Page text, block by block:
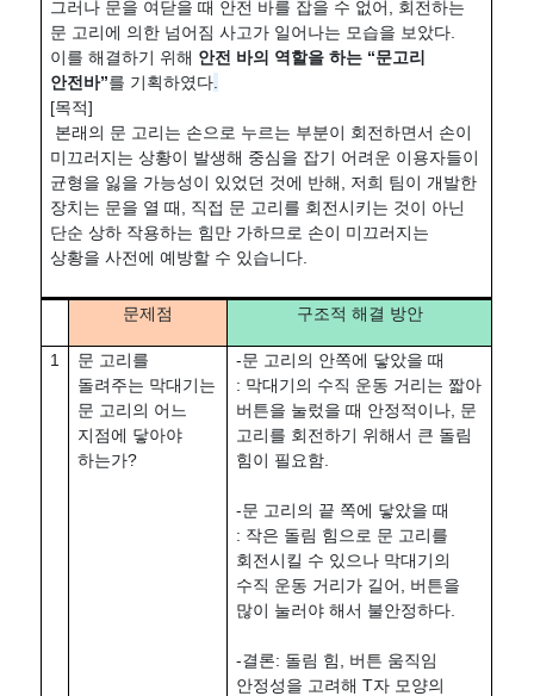
그러나 문을 여닫을 때 안전 바를 잡을 수 없어, 회전하는
문 고리에 의한 넘어짐 사고가 일어나는 모습을 보았다.
이를 해결하기 위해 안전 바의 역할을 하는 “문고리
안전바”를 기획하였다
[목적]
본래의 문 고리는 손으로 누르는 부분이 회전하면서 손이
미끄러지는 상황이 발생해 중심을 잡기 어려운 이용자들이
균형을 잃을 가능성이 있었던 것에 반해, 저희 팀이 개발한
장치는 문을 열 때, 직접 문 고리를 회전시키는 것이 아닌
단순 상하 작용하는 힘만 가하므로 손이 미끄러지는
상황을 사전에 예방할 수 있습니다.
문제점 구조적 해결 방안
1
문 고리를
돌려주는 막대기는
문 고리의 어느
지점에 닿아야
하는가?
-문 고리의 안쪽에 닿았을 때
: 막대기의 수직 운동 거리는 짧아
버튼을 눌렀을 때 안정적이나, 문
고리를 회전하기 위해서 큰 돌림
힘이 필요함.
-문 고리의 끝 쪽에 닿았을 때
: 작은 돌림 힘으로 문 고리를
회전시킬 수 있으나 막대기의
수직 운동 거리가 길어, 버튼을
많이 눌러야 해서 불안정하다.
-결론: 돌림 힘, 버튼 움직임
안정성을 고려해 T자 모양의